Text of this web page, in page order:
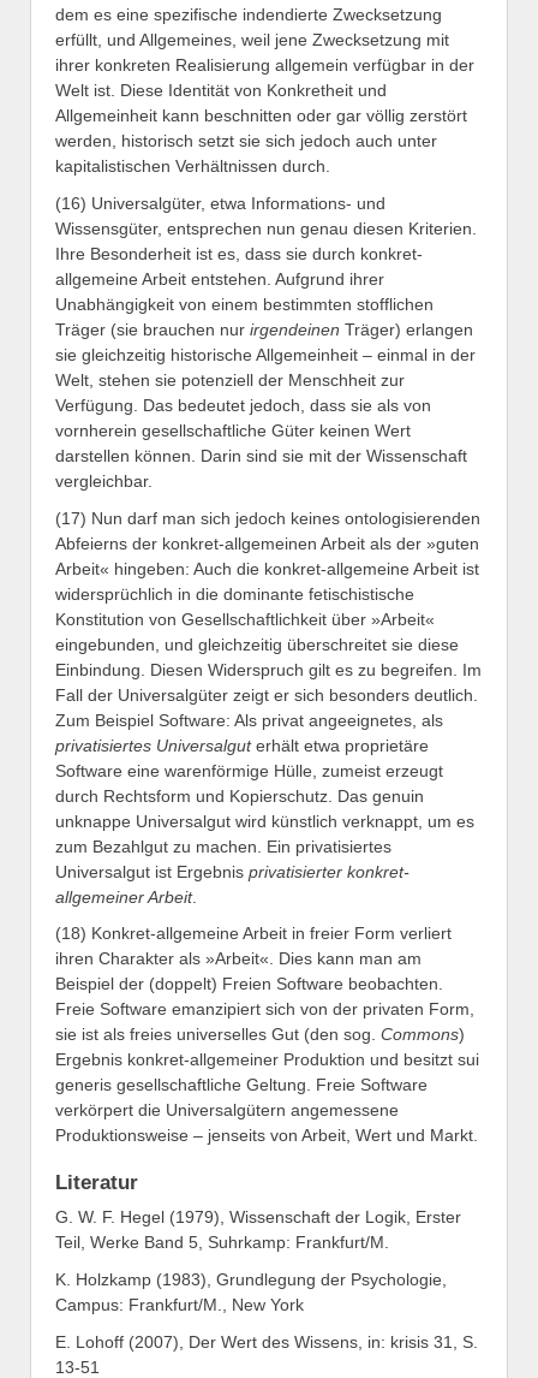
dem es eine spezifische indendierte Zwecksetzung
erfüllt, und Allgemeines, weil jene Zwecksetzung mit
ihrer konkreten Realisierung allgemein verfügbar in der
Welt ist. Diese Identität von Konkretheit und
Allgemeinheit kann beschnitten oder gar völlig zerstört
werden, historisch setzt sie sich jedoch auch unter
kapitalistischen Verhältnissen durch.
(16) Universalgüter, etwa Informations- und
Wissensgüter, entsprechen nun genau diesen Kriterien.
Ihre Besonderheit ist es, dass sie durch konkret-
allgemeine Arbeit entstehen. Aufgrund ihrer
Unabhängigkeit von einem bestimmten stofflichen
Träger (sie brauchen nur irgendeinen Träger) erlangen
sie gleichzeitig historische Allgemeinheit – einmal in der
Welt, stehen sie potenziell der Menschheit zur
Verfügung. Das bedeutet jedoch, dass sie als von
vornherein gesellschaftliche Güter keinen Wert
darstellen können. Darin sind sie mit der Wissenschaft
vergleichbar.
(17) Nun darf man sich jedoch keines ontologisierenden
Abfeierns der konkret-allgemeinen Arbeit als der »guten
Arbeit« hingeben: Auch die konkret-allgemeine Arbeit ist
widersprüchlich in die dominante fetischistische
Konstitution von Gesellschaftlichkeit über »Arbeit«
eingebunden, und gleichzeitig überschreitet sie diese
Einbindung. Diesen Widerspruch gilt es zu begreifen. Im
Fall der Universalgüter zeigt er sich besonders deutlich.
Zum Beispiel Software: Als privat angeeignetes, als
privatisiertes Universalguterhält etwa proprietäre
Software eine warenförmige Hülle, zumeist erzeugt
durch Rechtsform und Kopierschutz. Das genuin
unknappe Universalgut wird künstlich verknappt, um es
zum Bezahlgut zu machen. Ein privatisiertes
Universalgut ist Ergebnis privatisierter konkret-
allgemeiner Arbeit.
(18) Konkret-allgemeine Arbeit in freier Form verliert
ihren Charakter als »Arbeit«. Dies kann man am
Beispiel der (doppelt) Freien Software beobachten.
Freie Software emanzipiert sich von der privaten Form,
sie ist als freies universelles Gut (den sog. Commons)
Ergebnis konkret-allgemeiner Produktion und besitzt sui
generis gesellschaftliche Geltung. Freie Software
verkörpert die Universalgütern angemessene
Produktionsweise – jenseits von Arbeit, Wert und Markt.
Literatur
G. W. F. Hegel (1979), Wissenschaft der Logik, Erster
Teil, Werke Band 5, Suhrkamp: Frankfurt/M.
K. Holzkamp (1983), Grundlegung der Psychologie,
Campus: Frankfurt/M., New York
E. Lohoff (2007), Der Wert des Wissens, in: krisis 31, S.
13-51